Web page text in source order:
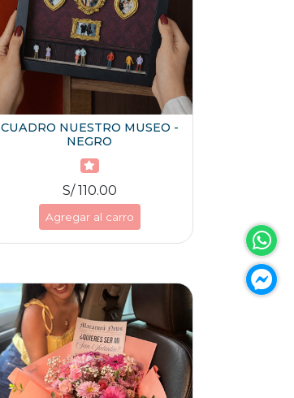
CUADRO NUESTRO MUSEO -
NEGRO
S/ 110.00
Agregar al carro